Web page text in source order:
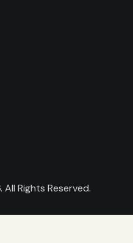
Rights Reserved.